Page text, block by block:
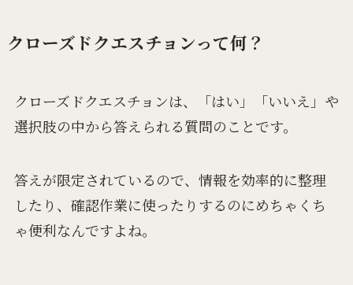
クローズドクエスチョンって何？
クローズドクエスチョンは、「はい」「いいえ」や
選択肢の中から答えられる質問のことです。
答えが限定されているので、情報を効率的に整理
したり、確認作業に使ったりするのにめちゃくち
ゃ便利なんですよね。